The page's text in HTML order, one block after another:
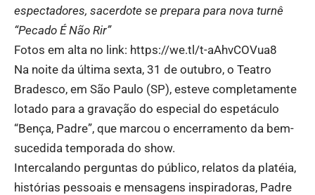
espectadores, sacerdote se prepara para nova turnê
“Pecado É Não Rir”
Fotos em alta no link: https://we.tl/t-aAhvCOVua8
Na noite da última sexta, 31 de outubro, o Teatro
Bradesco, em São Paulo (SP), esteve completamente
lotado para a gravação do especial do espetáculo
“Bença, Padre”, que marcou o encerramento da bem-
sucedida temporada do show.
Intercalando perguntas do público, relatos da platéia,
histórias pessoais e mensagens inspiradoras, Padre